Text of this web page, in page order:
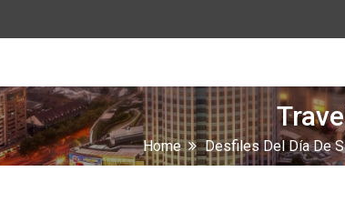
Home Desfiles Del Día De